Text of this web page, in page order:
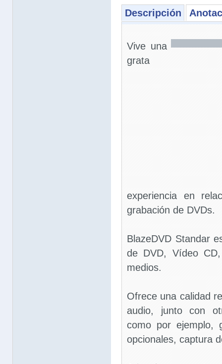
Descripción
Vive una
grata
experiencia en
grabación de DVDs.
BlazeDVD Standar
de DVD, Vídeo
medios.
Ofrece una calidad
audio, junto con
como por ejemplo,
opcionales, captura